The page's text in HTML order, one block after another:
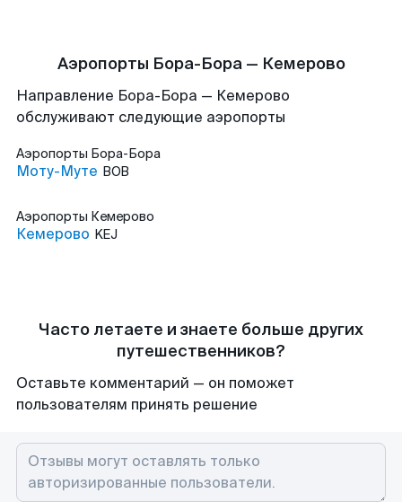
Аэропорты Бора-Бора — Кемерово
Направление Бора-Бора — Кемерово
обслуживают следующие аэропорты
Аэропорты Бора-Бора
Моту-Муте BOB
Аэропорты Кемерово
Кемерово KEJ
Часто летаете и знаете больше других
путешественников?
Оставьте комментарий — он поможет
пользователям принять решение